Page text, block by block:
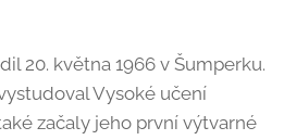
20. května 1966 v Šumperku.
Vysoké učení
začaly jeho první výtvarné